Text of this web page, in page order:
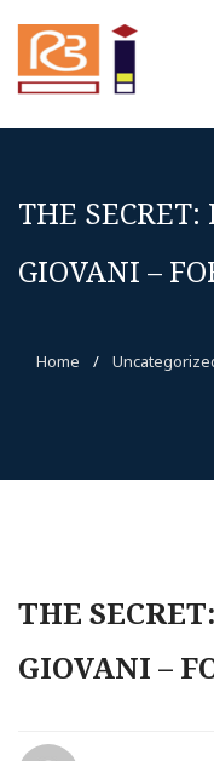
THE SECRET:
GIOVANI –
Home /
THE
GIOVANI –